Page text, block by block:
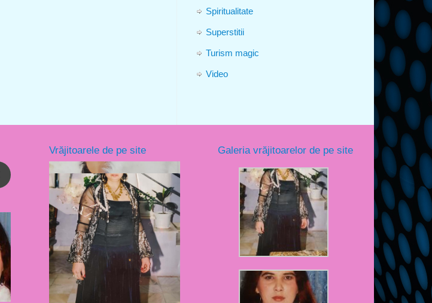
Spiritualitate
Superstitii
Turism magic
Video
Vrăjitoarele de pe site Galeria vrăjitoarelor de pe site